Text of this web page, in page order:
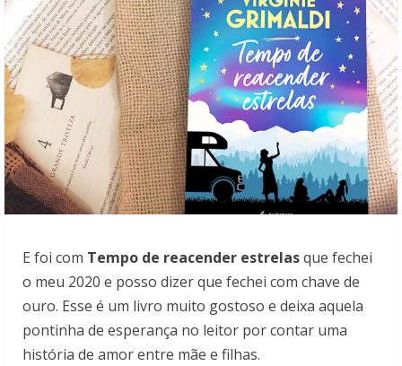
E foi com Tempo de reacender estrelasque fechei
o meu 2020 e posso dizer que fechei com chave de
ouro. Esse é um livro muito gostoso e deixa aquela
pontinha de esperança no leitor por contar uma
história de amor entre mãe e filhas.